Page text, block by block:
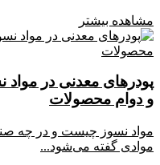
مشاهده بیشتر
پودرهای معدنی در
و دوام محصولات
مواد نسوز چیست و در چه
موادی گفته می‌شود...